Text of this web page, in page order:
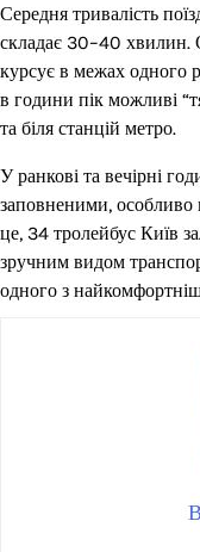
Середня тривалість
складає 30–40 хвилин.
курсує в межах одного
в години пік можливі
та біля станцій метро.
У ранкові та вечірні
заповненими, особливо
це, 34 тролейбус Київ
зручним видом
одного з